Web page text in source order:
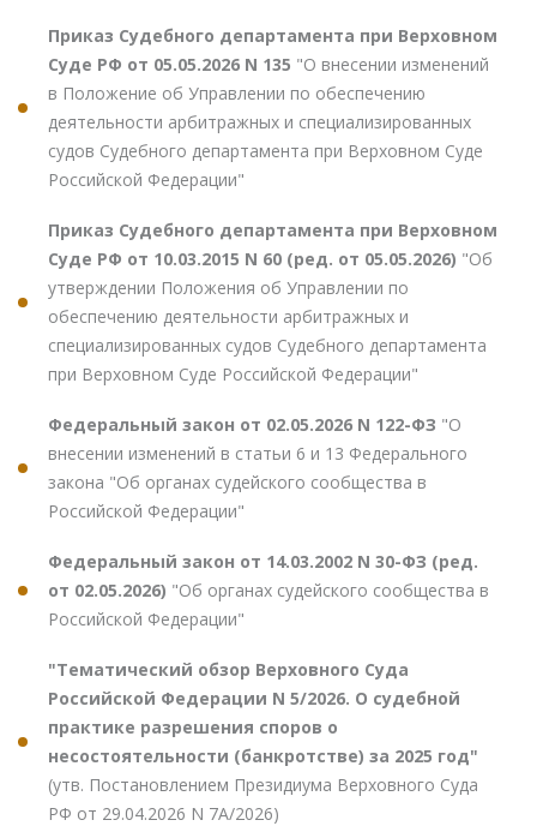
Приказ Судебного департамента при Верховном
Суде РФ от 05.05.2026 N 135 "О внесении изменений
в Положение об Управлении по обеспечению
деятельности арбитражных и специализированных
судов Судебного департамента при Верховном Суде
Российской Федерации"
Приказ Судебного департамента при Верховном
Суде РФ от 10.03.2015 N 60 (ред. от 05.05.2026) "Об
утверждении Положения об Управлении по
обеспечению деятельности арбитражных и
специализированных судов Судебного департамента
при Верховном Суде Российской Федерации"
Федеральный закон от 02.05.2026 N 122-ФЗ "О
внесении изменений в статьи 6 и 13 Федерального
закона "Об органах судейского сообщества в
Российской Федерации"
Федеральный закон от 14.03.2002 N 30-ФЗ (ред.
от 02.05.2026) "Об органах судейского сообщества в
Российской Федерации"
"Тематический обзор Верховного Суда
Российской Федерации N 5/2026. О судебной
практике разрешения споров о
несостоятельности (банкротстве) за 2025 год"
(утв. Постановлением Президиума Верховного Суда
РФ от 29.04.2026 N 7А/2026)